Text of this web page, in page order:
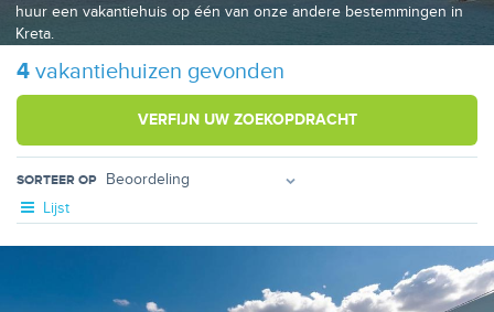
huur een vakantiehuis op één van onze andere bestemmingen in
Kreta.
4 vakantiehuizen gevonden
VERFIJN UW ZOEKOPDRACHT
SORTEER OP
Lijst